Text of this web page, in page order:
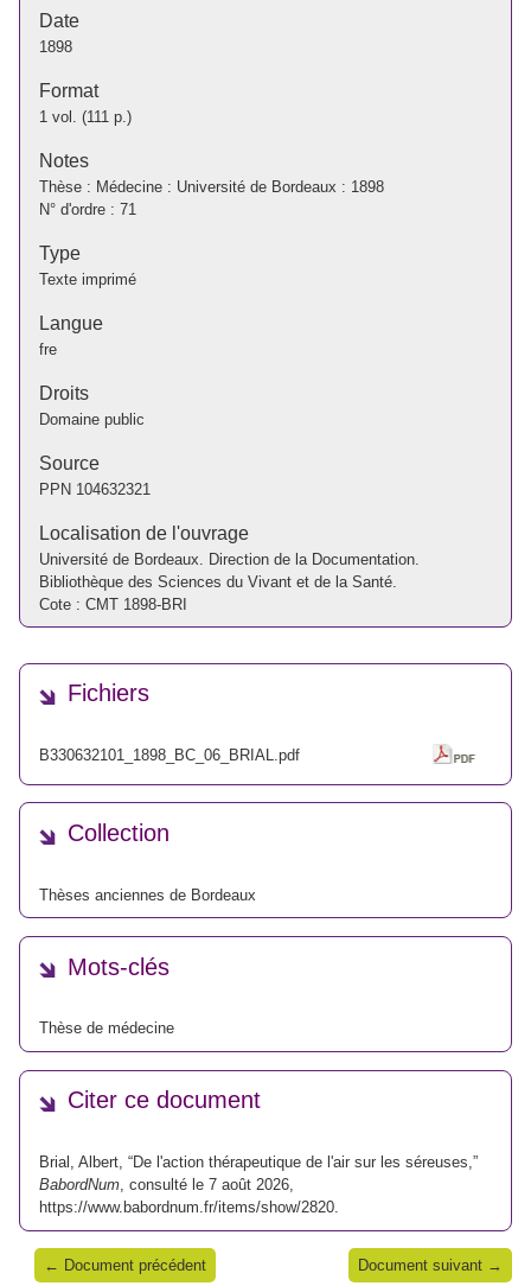
Date
1898
Format
1 vol. (111 p.)
Notes
Thèse : Médecine : Université de Bordeaux : 1898
N° d'ordre : 71
Type
Texte imprimé
Langue
fre
Droits
Domaine public
Source
PPN 104632321
Localisation de l'ouvrage
Université de Bordeaux. Direction de la Documentation.
Bibliothèque des Sciences du Vivant et de la Santé.
Cote : CMT 1898-BRI
Fichiers
B330632101_1898_BC_06_BRIAL.pdf
Collection
Thèses anciennes de Bordeaux
Mots-clés
Thèse de médecine
Citer ce document
Brial, Albert, “De l'action thérapeutique de l'air sur les séreuses,”
BabordNum , consulté le 7 août 2026,
https://www.babordnum.fr/items/show/2820
← Document précédent Document suivant →